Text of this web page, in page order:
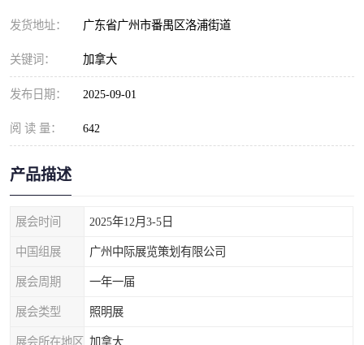
发货地址： 广东省广州市番禺区洛浦街道
关键词： 加拿大
发布日期： 2025-09-01
阅 读 量： 642
产品描述
展会时间 2025年12月3-5日
中国组展 广州中际展览策划有限公司
展会周期 一年一届
展会类型 照明展
展会所在地区 加拿大